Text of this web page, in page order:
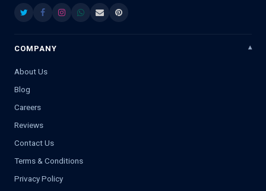
COMPANY
About Us
Blog
Careers
Reviews
Contact Us
Terms & Conditions
Privacy Policy